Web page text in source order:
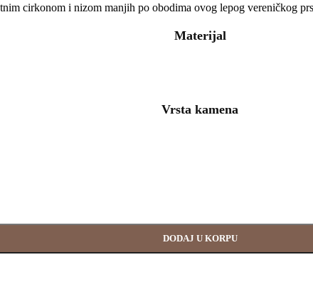
cirkonom i nizom manjih po obodima ovog lepog vereničkog
Materijal
Vrsta kamena
DODAJ U KORPU